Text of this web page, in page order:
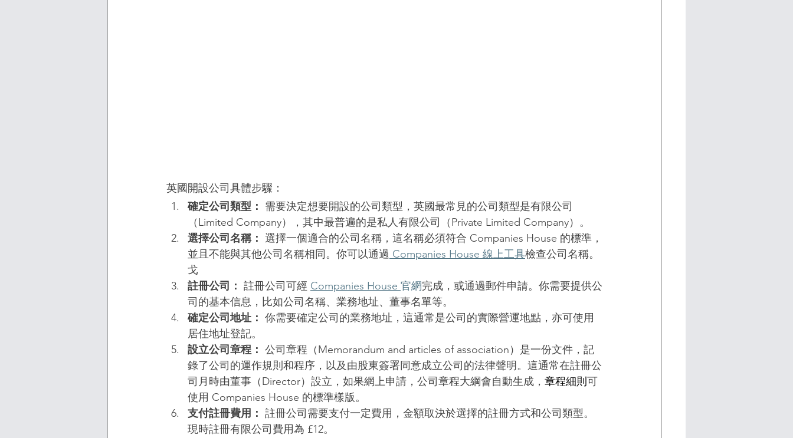
英國開設公司具體步驟：
確定公司類型： 需要決定想要開設的公司類型，英國最常見的公司類型是有限公司
（Limited Company），其中最普遍的是私人有限公司（Private Limited Company）。
選擇公司名稱： 選擇一個適合的公司名稱，這名稱必須符合 Companies House 的標準，
並且不能與其他公司名稱相同。你可以通過 Companies House 線上工具檢查公司名稱。
戈
註冊公司： 註冊公司可經 Companies House 官網完成，或通過郵件申請。你需要提供公
司的基本信息，比如公司名稱、業務地址、董事名單等。
確定公司地址： 你需要確定公司的業務地址，這通常是公司的實際營運地點，亦可使用
居住地址登記。
設立公司章程： 公司章程（Memorandum and articles of association）是一份文件，記
錄了公司的運作規則和程序，以及由股東簽署同意成立公司的法律聲明。這通常在註冊公
司月時由董事（Director）設立，如果網上申請，公司章程大綱會自動生成， 章程細則 可
使用 Companies House 的標準樣版。
支付註冊費用： 註冊公司需要支付一定費用，金額取決於選擇的註冊方式和公司類型。
現時註冊有限公司費用為 £12。